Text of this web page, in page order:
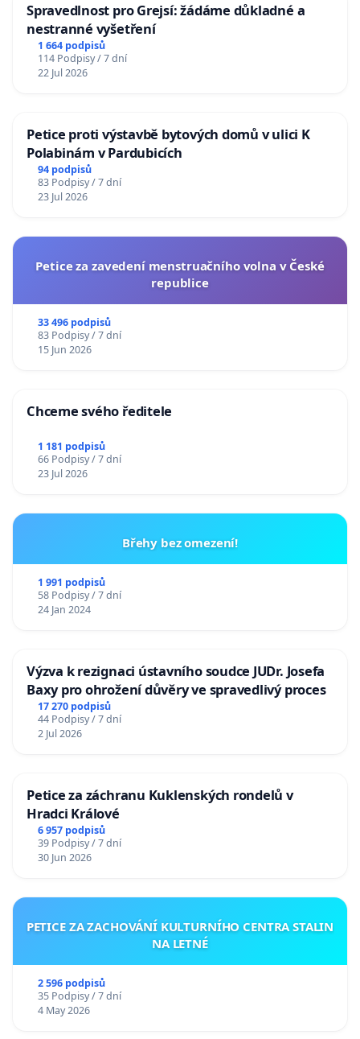
Spravedlnost pro Grejsí: žádáme důkladné a
nestranné vyšetření
1 664 podpisů
114 Podpisy / 7 dní
22 Jul 2026
Petice proti výstavbě bytových domů v ulici K
Polabinám v Pardubicích
94 podpisů
83 Podpisy / 7 dní
23 Jul 2026
Petice za zavedení menstruačního volna v České
republice
33 496 podpisů
83 Podpisy / 7 dní
15 Jun 2026
Chceme svého ředitele
1 181 podpisů
66 Podpisy / 7 dní
23 Jul 2026
Břehy bez omezení!
1 991 podpisů
58 Podpisy / 7 dní
24 Jan 2024
Výzva k rezignaci ústavního soudce JUDr. Josefa
Baxy pro ohrožení důvěry ve spravedlivý proces
17 270 podpisů
44 Podpisy / 7 dní
2 Jul 2026
Petice za záchranu Kuklenských rondelů v
Hradci Králové
6 957 podpisů
39 Podpisy / 7 dní
30 Jun 2026
PETICE ZA ZACHOVÁNÍ KULTURNÍHO CENTRA STALIN
NA LETNÉ
2 596 podpisů
35 Podpisy / 7 dní
4 May 2026